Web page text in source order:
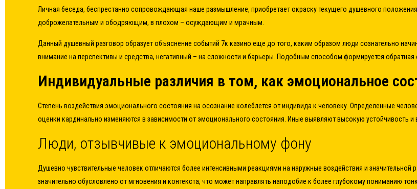
Личная беседа, беспрестанно сопровождающая наше размышление, приобретает окраску текущего душевного
доброжелательным и ободряющим, в плохом – осуждающим и мрачным.
Данный душевный разговор образует объяснение событий 7к казино еще до того, каким образом люди сознательно
внимание на перспективы и средства, негативный – на сложности и барьеры. Подобным способом формируется
Индивидуальные различия в том, как эмоциональное
Степень воздействия эмоционального состояния на осознание колеблется от индивида к человеку. Определенные
оценки кардинально изменяются в зависимости от эмоционального состояния. Иные выявляют высокую устойчивость
Люди, отзывчивые к эмоциональному фону
Душевно чувствительные человек отличаются более интенсивными реакциями на наружные воздействия и значительной
значительно обусловлено от мгновения и контекста, что может направлять наподобие к более глубокому пониманию